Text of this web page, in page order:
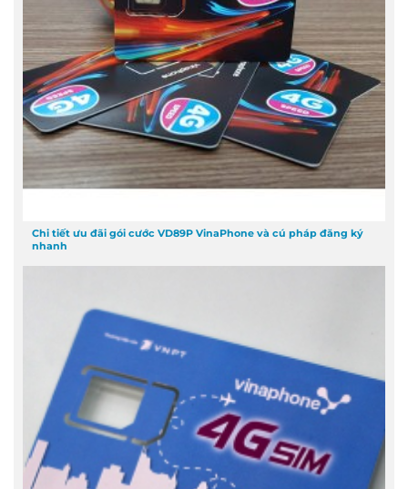
Chi tiết ưu đãi gói cước VD89P VinaPhone và cú pháp đăng ký
nhanh